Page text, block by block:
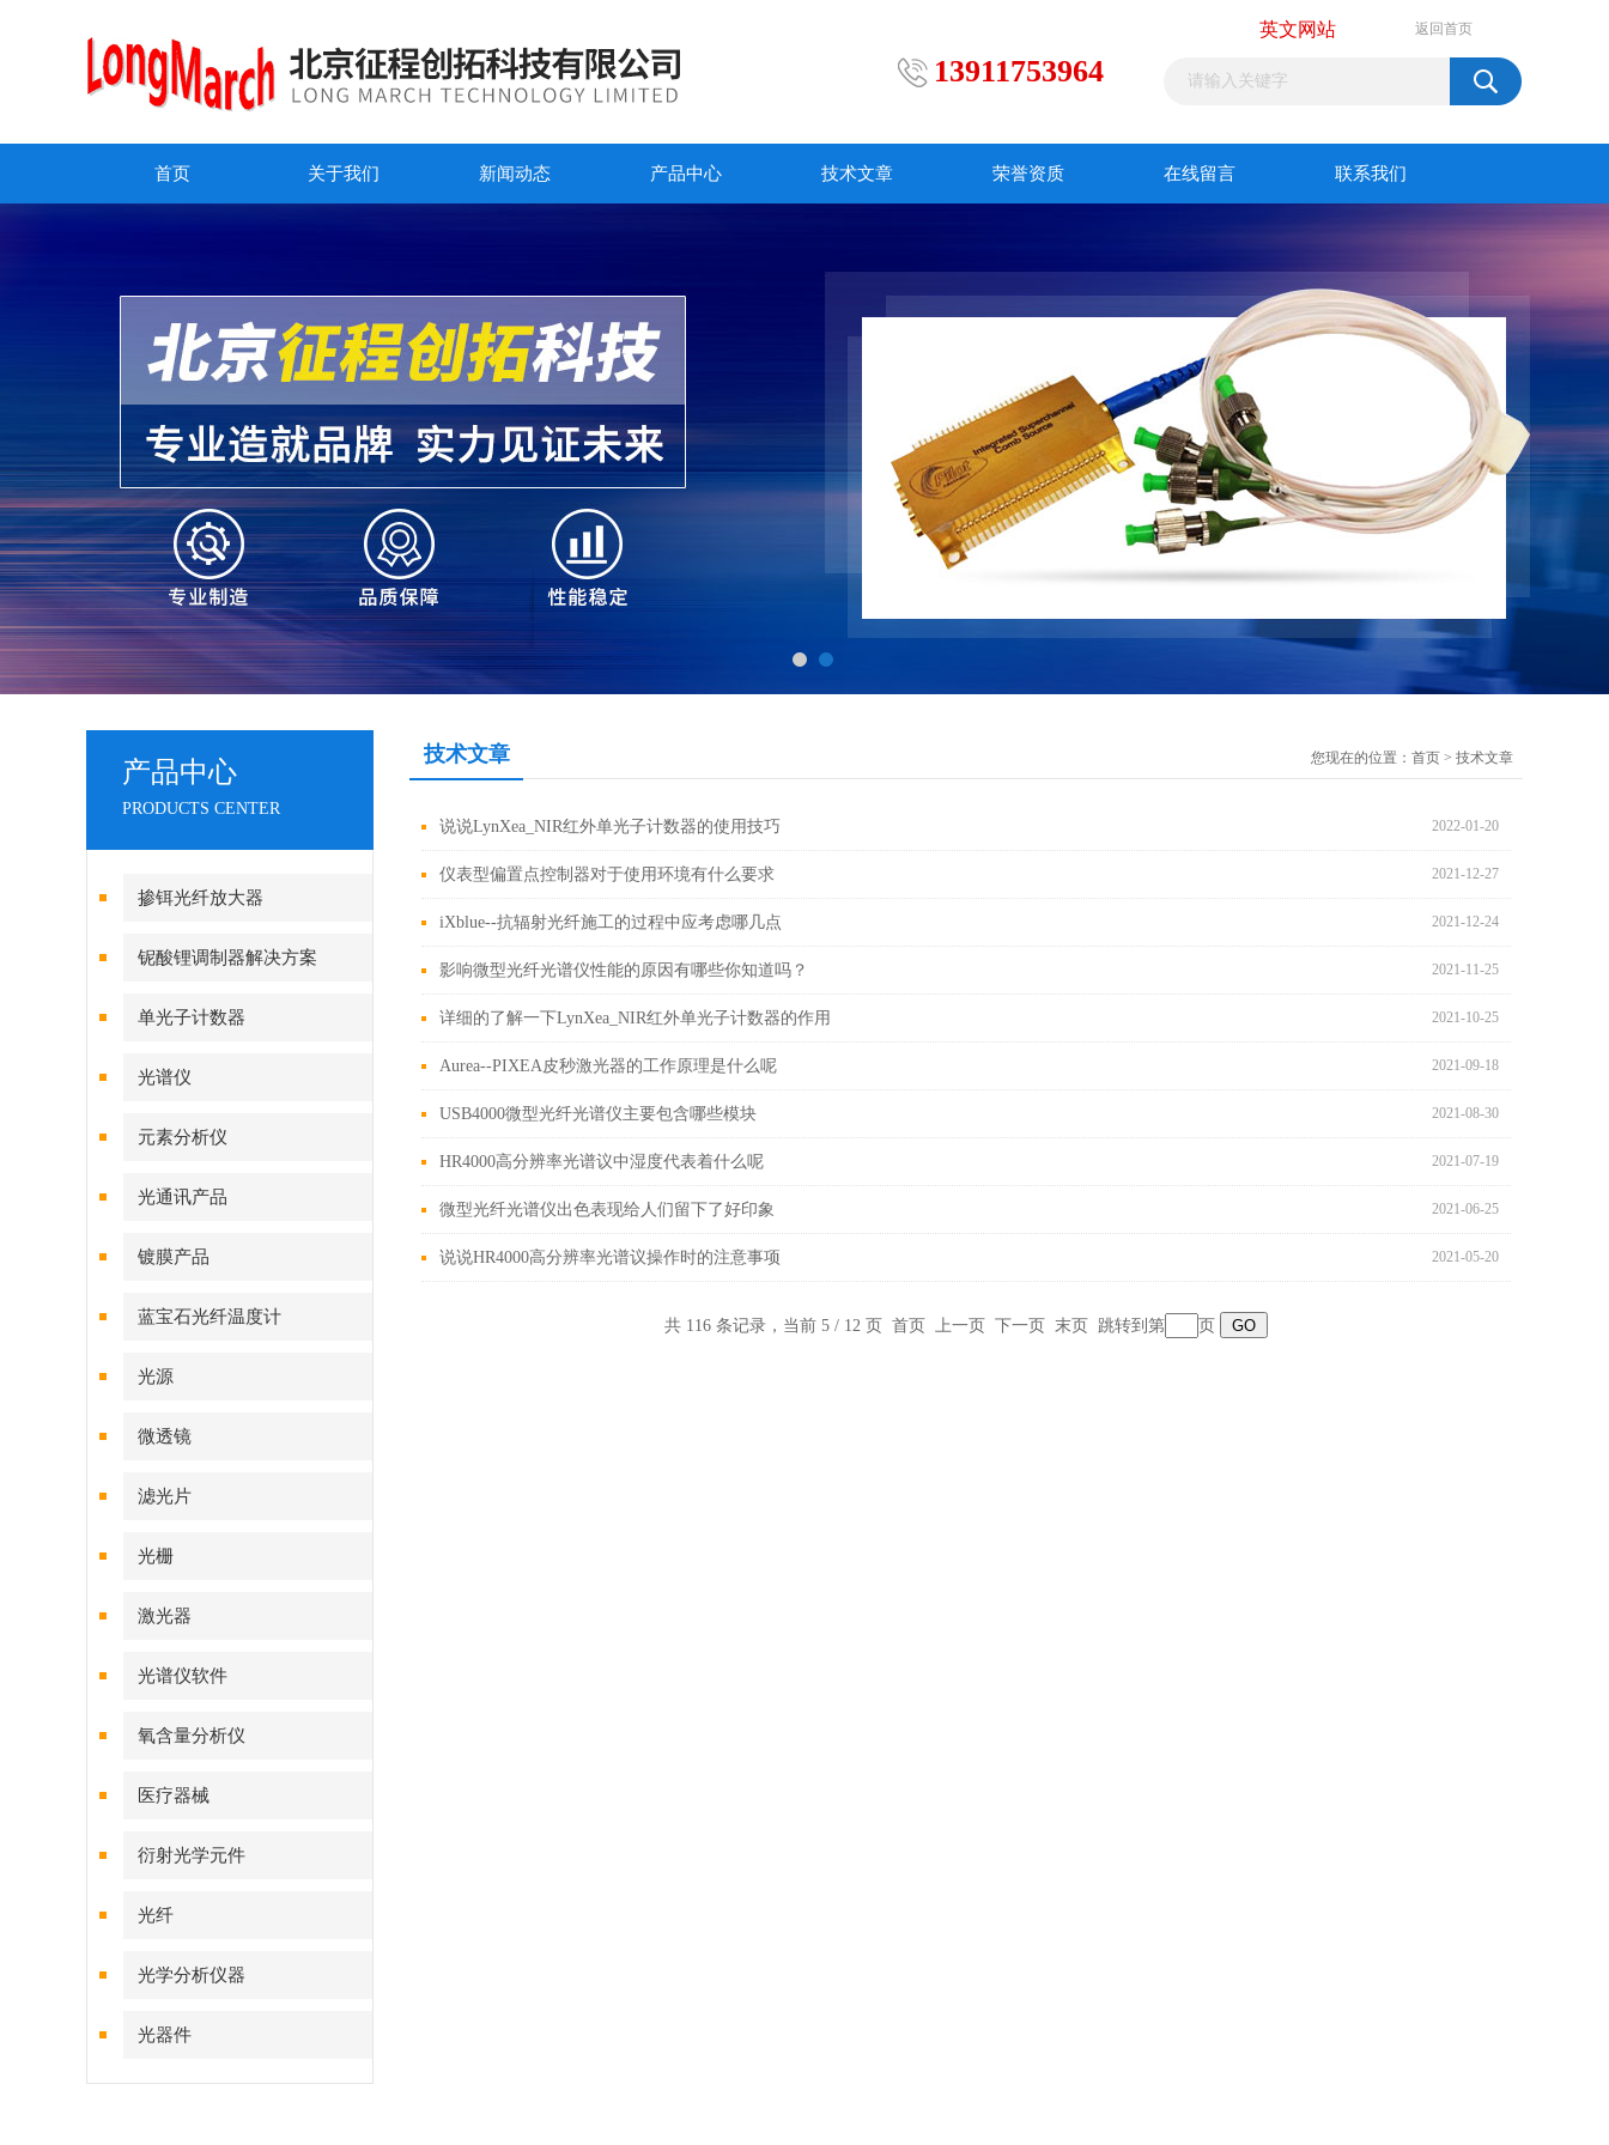
英文网站 返回首页
13911753964
首页 关于我们 新闻动态 产品中心 技术文章 荣誉资质 在线留言 联系我们
产品中心
PRODUCTS CENTER
掺铒光纤放大器
铌酸锂调制器解决方案
单光子计数器
光谱仪
元素分析仪
光通讯产品
镀膜产品
蓝宝石光纤温度计
光源
微透镜
滤光片
光栅
激光器
光谱仪软件
氧含量分析仪
医疗器械
衍射光学元件
光纤
光学分析仪器
光器件
技术文章 您现在的位置： 首页 > 技术文章
说说LynXea_NIR红外单光子计数器的使用技巧 2022-01-20
仪表型偏置点控制器对于使用环境有什么要求 2021-12-27
iXblue--抗辐射光纤施工的过程中应考虑哪几点 2021-12-24
影响微型光纤光谱仪性能的原因有哪些你知道吗？ 2021-11-25
详细的了解一下LynXea_NIR红外单光子计数器的作用 2021-10-25
Aurea--PIXEA皮秒激光器的工作原理是什么呢 2021-09-18
USB4000微型光纤光谱仪主要包含哪些模块 2021-08-30
HR4000高分辨率光谱议中湿度代表着什么呢 2021-07-19
微型光纤光谱仪出色表现给人们留下了好印象 2021-06-25
说说HR4000高分辨率光谱议操作时的注意事项 2021-05-20
共 116 条记录，当前 5 / 12 页 首页 上一页 下一页 末页 跳转到第 页